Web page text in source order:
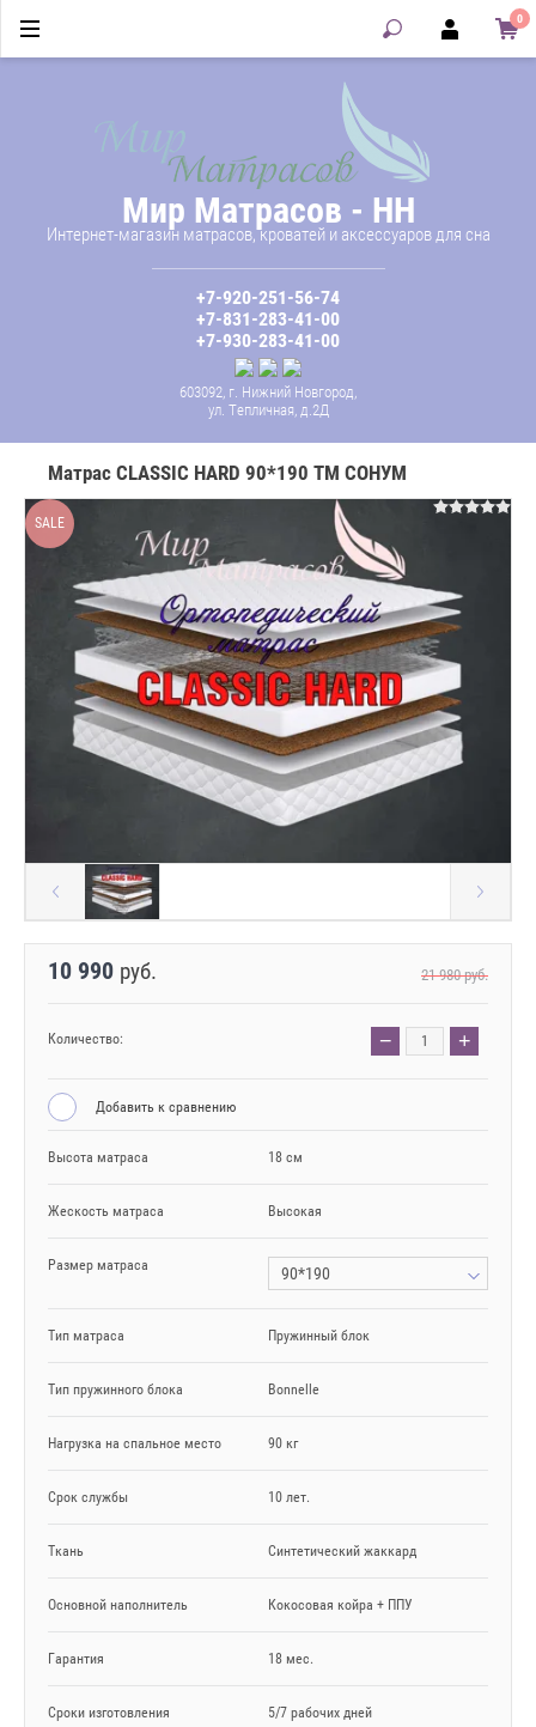
0
Мир Матрасов - НН
Интернет-магазин матрасов, кроватей и аксессуаров для сна
+7-920-251-56-74
+7-831-283-41-00
+7-930-283-41-00
603092, г. Нижний Новгород,
ул. Тепличная, д.2Д
Матрас CLASSIC HARD 90*190 ТМ СОНУМ
10 990 руб. 21 980руб.
Количество: − +
Добавить к сравнению
Высота матраса 18 см
Жескость матраса Высокая
Размер матраса 90*190
Тип матраса Пружинный блок
Тип пружинного блока Bonnelle
Нагрузка на спальное место 90 кг
Срок службы 10 лет.
Ткань Синтетический жаккард
Основной наполнитель Кокосовая койра + ППУ
Гарантия 18 мес.
Сроки изготовления 5/7 рабочих дней
SALE